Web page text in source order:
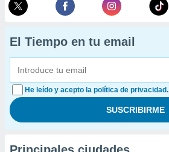
El Tiempo en tu email
He leído y acepto la política de privacidad.